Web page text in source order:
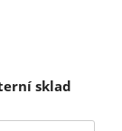
sklad